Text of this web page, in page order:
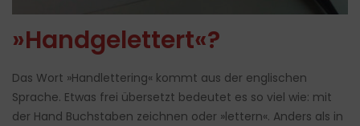
»Handgelettert«?
Das Wort »Handlettering« kommt aus der englischen
Sprache. Etwas frei übersetzt bedeutet es so viel wie: mit
der Hand Buchstaben zeichnen oder »lettern«. Anders als in